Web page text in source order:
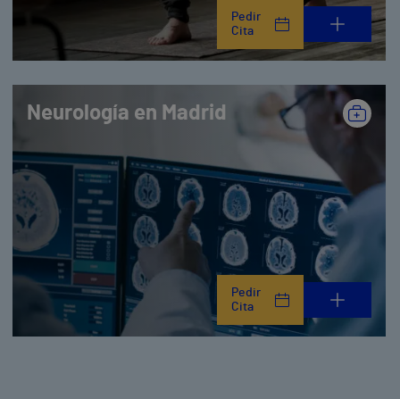
Pedir
Cita
Neurología en Madrid
Pedir
Cita